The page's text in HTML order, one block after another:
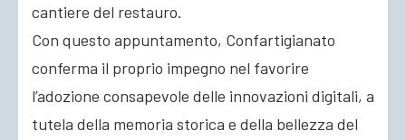
cantiere del restauro.
Con questo appuntamento, Confartigianato
conferma il proprio impegno nel favorire
l’adozione consapevole delle innovazioni digitali, a
tutela della memoria storica e della bellezza del